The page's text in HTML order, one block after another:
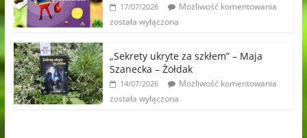
17/07/2026
Możliwość komentowania
została wyłączona
„Sekrety ukryte za szkłem” – Maja
Szanecka – Żołdak
14/07/2026
Możliwość komentowania
została wyłączona